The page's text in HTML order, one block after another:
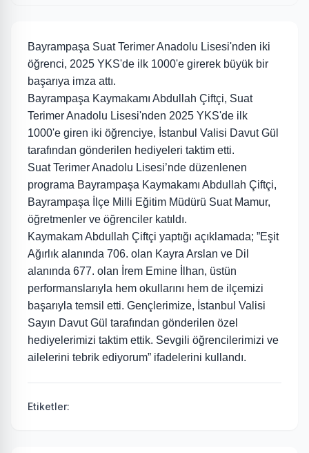
Bayrampaşa Suat Terimer Anadolu Lisesi'nden iki
öğrenci, 2025 YKS'de ilk 1000'e girerek büyük bir
başarıya imza attı.
Bayrampaşa Kaymakamı Abdullah Çiftçi, Suat
Terimer Anadolu Lisesi'nden 2025 YKS'de ilk
1000'e giren iki öğrenciye, İstanbul Valisi Davut Gül
tarafından gönderilen hediyeleri taktim etti.
Suat Terimer Anadolu Lisesi’nde düzenlenen
programa Bayrampaşa Kaymakamı Abdullah Çiftçi,
Bayrampaşa İlçe Milli Eğitim Müdürü Suat Mamur,
öğretmenler ve öğrenciler katıldı.
Kaymakam Abdullah Çiftçi yaptığı açıklamada; ”Eşit
Ağırlık alanında 706. olan Kayra Arslan ve Dil
alanında 677. olan İrem Emine İlhan, üstün
performanslarıyla hem okullarını hem de ilçemizi
başarıyla temsil etti. Gençlerimize, İstanbul Valisi
Sayın Davut Gül tarafından gönderilen özel
hediyelerimizi taktim ettik. Sevgili öğrencilerimizi ve
ailelerini tebrik ediyorum” ifadelerini kullandı.
Etiketler: